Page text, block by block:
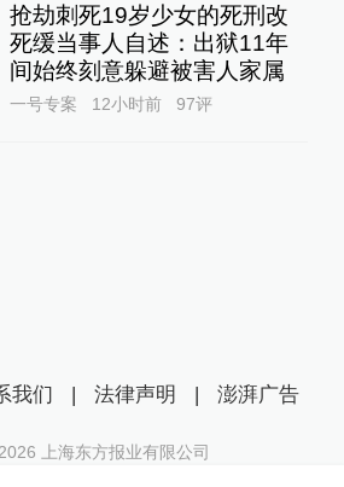
抢劫刺死19岁少女的死刑改
死缓当事人自述：出狱11年
间始终刻意躲避被害人家属
一号专案 12小时前 97评
我们 | 法律声明 | 澎湃广告
2026 上海东方报业有限公司
20170116 | 沪ICP备14003370号